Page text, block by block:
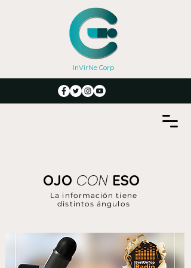
InVirNe Corp
La información tiene
distintos ángulos
OJO CON ESO